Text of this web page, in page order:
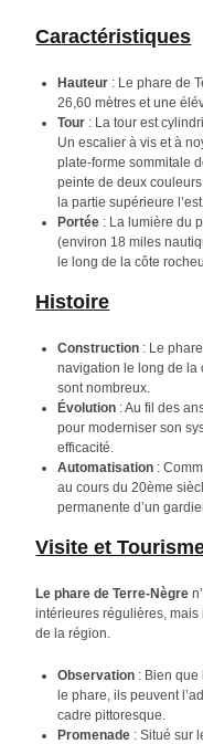
Caractéristiques
Hauteur : Le phare de
26,60 mètres et une
Tour : La tour est
Un escalier à vis et à
plate-forme sommitale
peinte de deux
la partie supérieure
Portée : La lumière du
(environ 18 miles
le long de la côte
Histoire
Construction : Le
navigation le long de la
sont nombreux.
Évolution : Au fil des
pour moderniser son
efficacité.
Automatisation :
au cours du 20ème
permanente d’un
Visite et
Le phare de Terre-Nègre
intérieures régulières, mais
de la région.
Observation : Bien que
le phare, ils peuvent
cadre pittoresque.
Promenade : Situé sur